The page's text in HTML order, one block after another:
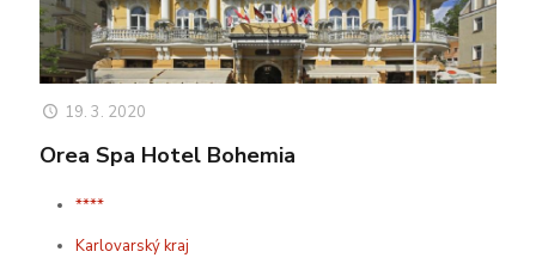
19. 3. 2020
Orea Spa Hotel Bohemia
****
Karlovarský kraj